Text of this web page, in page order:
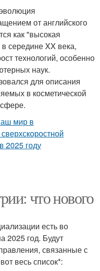
от английского
как "высокая
середине XX века,
технологий, особенно
наук.
для описания
в косметической
что нового
есть во
2025 год. Будут
связанные с
весь список*: